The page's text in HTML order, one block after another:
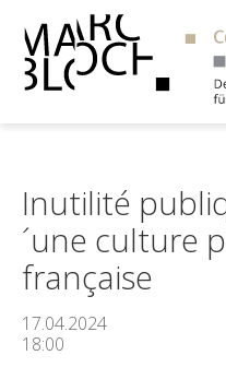
Inutilité
´une culture
française
17.04.2024
18:00